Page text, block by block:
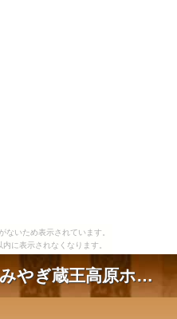
いため表示されています。
に表示されなくなります。
森と空に抱かれる宿 みやぎ蔵王高原ホテル